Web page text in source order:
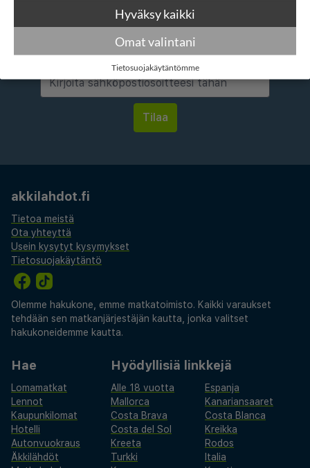
Haluatko saada houkuttelevia
tarjouksia, matkavinkkejä ja uutisia
sähköpostitse?
akkilahdot.fi
Tietoa meistä
Ota yhteyttä
Usein kysytyt kysymykset
Tietosuojakäytäntö
Olemme hakukone, emme matkatoimisto. Kaikki varaukset
tehdään sen matkanjärjestäjän kautta, jonka valitset
hakukoneidemme kautta.
Hae
Lomamatkat
Lennot
Kaupunkilomat
Hotelli
Autonvuokraus
Äkkilähdöt
Hyödyllisiä linkkejä
Alle 18 vuotta
Espanja
Mallorca
Kanariansaaret
Costa Brava
Costa Blanca
Costa del Sol
Kreikka
Kreeta
Rodos
Turkki
Italia
Hyväksy kaikki
Omat valintani
Tietosuojakäytäntömme